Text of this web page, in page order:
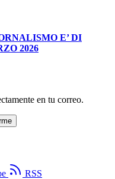
E’ DI
2026
en tu correo.
RSS